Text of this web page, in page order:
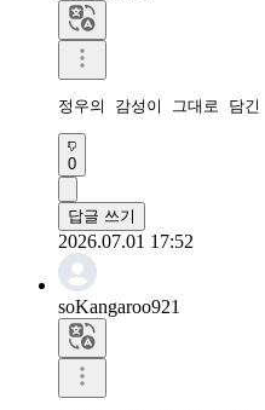
정우의 감성이 그대로 담
0
답글 쓰기
2026.07.01 17:52
soKangaroo921